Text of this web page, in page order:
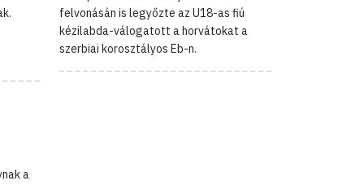
a
felvonásán is legyőzte az U18-as fiú
kézilabda-válogatott a horvátokat a
szerbiai korosztályos Eb-n.